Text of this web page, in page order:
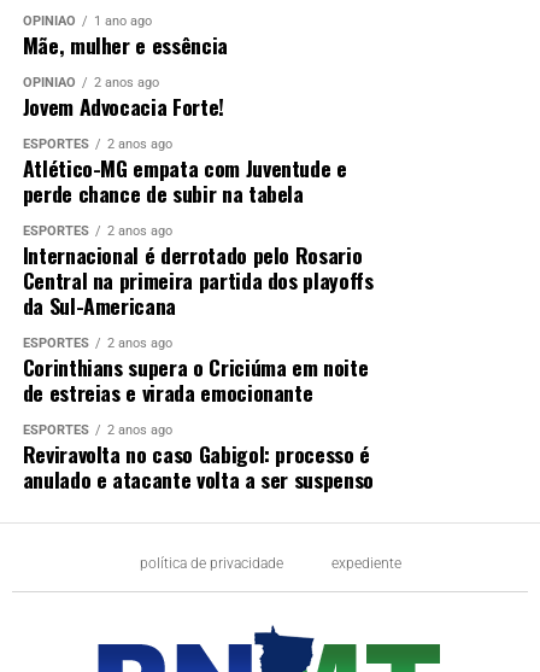
OPINIÃO 1 ano ago
Mãe, mulher e essência
OPINIÃO 2 anos ago
Jovem Advocacia Forte!
ESPORTES 2 anos ago
Atlético-MG empata com Juventude e
perde chance de subir na tabela
ESPORTES 2 anos ago
Internacional é derrotado pelo Rosario
Central na primeira partida dos playoffs
da Sul-Americana
ESPORTES 2 anos ago
Corinthians supera o Criciúma em noite
de estreias e virada emocionante
ESPORTES 2 anos ago
Reviravolta no caso Gabigol: processo é
anulado e atacante volta a ser suspenso
política de privacidade expediente